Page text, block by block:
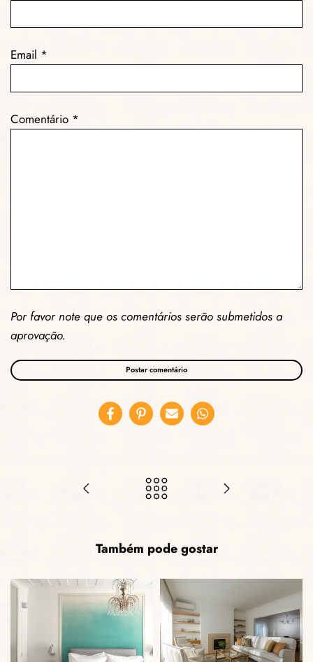
Email *
Comentário *
Por favor note que os comentários serão submetidos a
aprovação.
Também pode gostar